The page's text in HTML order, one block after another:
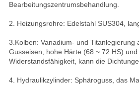
Bearbeitungszentrumsbehandlung.
2. Heizungsrohre: Edelstahl SUS304,
3.Kolben: Vanadium- und Titanlegierung
Gusseisen, hohe Härte (68 ~ 72 HS)
Widerstandsfähigkeit, kann die
4. Hydraulikzylinder: Sphäroguss, das